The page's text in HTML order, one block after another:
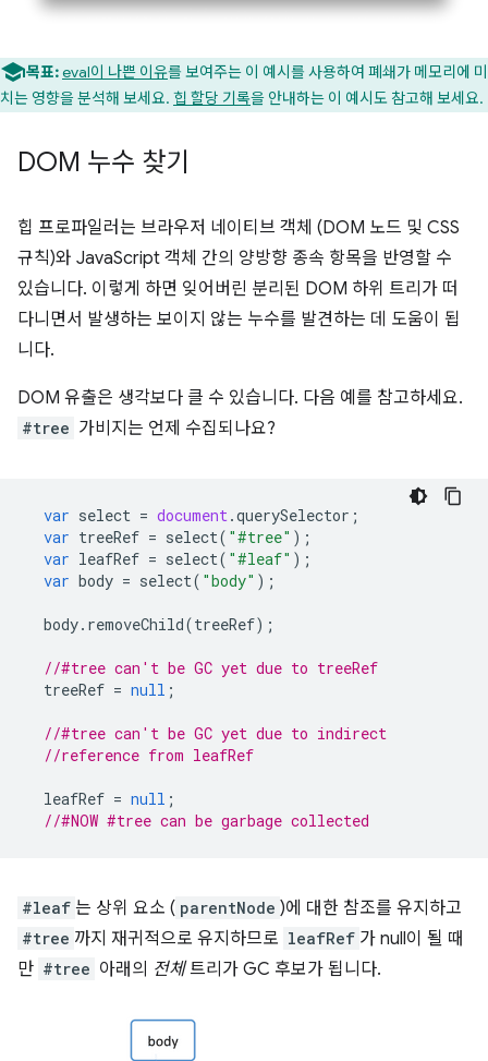
목표:eval이 나쁜 이유를 보여주는 이 예시를 사용하여 폐쇄가 메모리에 미
치는 영향을 분석해 보세요. 힙 할당 기록을 안내하는 이 예시도 참고해 보세요.
DOM 누수 찾기
힙 프로파일러는 브라우저 네이티브 객체 (DOM 노드 및 CSS
규칙)와 JavaScript 객체 간의 양방향 종속 항목을 반영할 수
있습니다. 이렇게 하면 잊어버린 분리된 DOM 하위 트리가 떠
다니면서 발생하는 보이지 않는 누수를 발견하는 데 도움이 됩
니다.
DOM 유출은 생각보다 클 수 있습니다. 다음 예를 참고하세요.
#tree 가비지는 언제 수집되나요?
var select = document .querySelector ;
var treeRef = select( "#tree" );
var leafRef = select( "#leaf" );
var body = select( "body" );
body. removeChild(treeRef);
//#tree can't be GC yet due to treeRef
treeRef = null ;
//#tree can't be GC yet due to indirect
//reference from leafRef
leafRef = null ;
//#NOW #tree can be garbage collected
#leaf 는 상위 요소 ( parentNode )에 대한 참조를 유지하고
#tree 까지 재귀적으로 유지하므로 leafRef 가 null이 될 때
만 #tree 아래의 전체트리가 GC 후보가 됩니다.